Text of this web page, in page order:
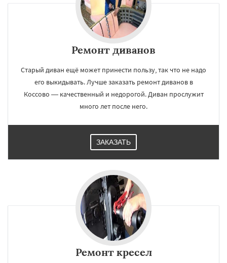
Ремонт диванов
Старый диван ещё может принести пользу, так что не надо
его выкидывать. Лучше заказать ремонт диванов в
Коссово — качественный и недорогой. Диван прослужит
много лет после него.
ЗАКАЗАТЬ
Ремонт кресел